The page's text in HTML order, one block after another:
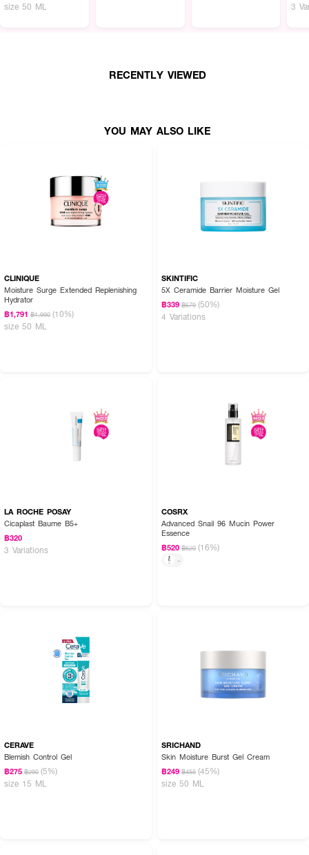
size 50 ML
3
RECENTLY VIEWED
YOU MAY ALSO LIKE
CLINIQUE
Moisture Surge Extended Replenishing
Hydrator
฿1,791 ฿1,990 (10%)
size 50 ML
SKINTIFIC
5X Ceramide Barrier Moisture Gel
฿339 ฿679 (50%)
4 Variations
LA ROCHE POSAY
Cicaplast Baume B5+
฿320
3 Variations
COSRX
Advanced Snail 96 Mucin Power
Essence
฿520 ฿620 (16%)
-
CERAVE
Blemish Control Gel
฿275 ฿290 (5%)
size 15 ML
SRICHAND
Skin Moisture Burst Gel Cream
฿249 ฿455 (45%)
size 50 ML